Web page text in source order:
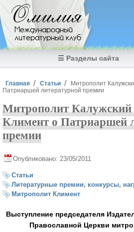
Перейти к основному содержанию
Омилия
Международный
литературный клуб
☰ Разделы сайта
Вы здесь
Главная Статьи
Митрополит
Патриаршей литературной премии
Митрополит Калужский
Климент о Патриаршей
премии
Опубликовано: 23/05/2011
Статьи
Литературные премии, конкурсы,
Митрополит Климент
Выступление председателя
Православной Церкви